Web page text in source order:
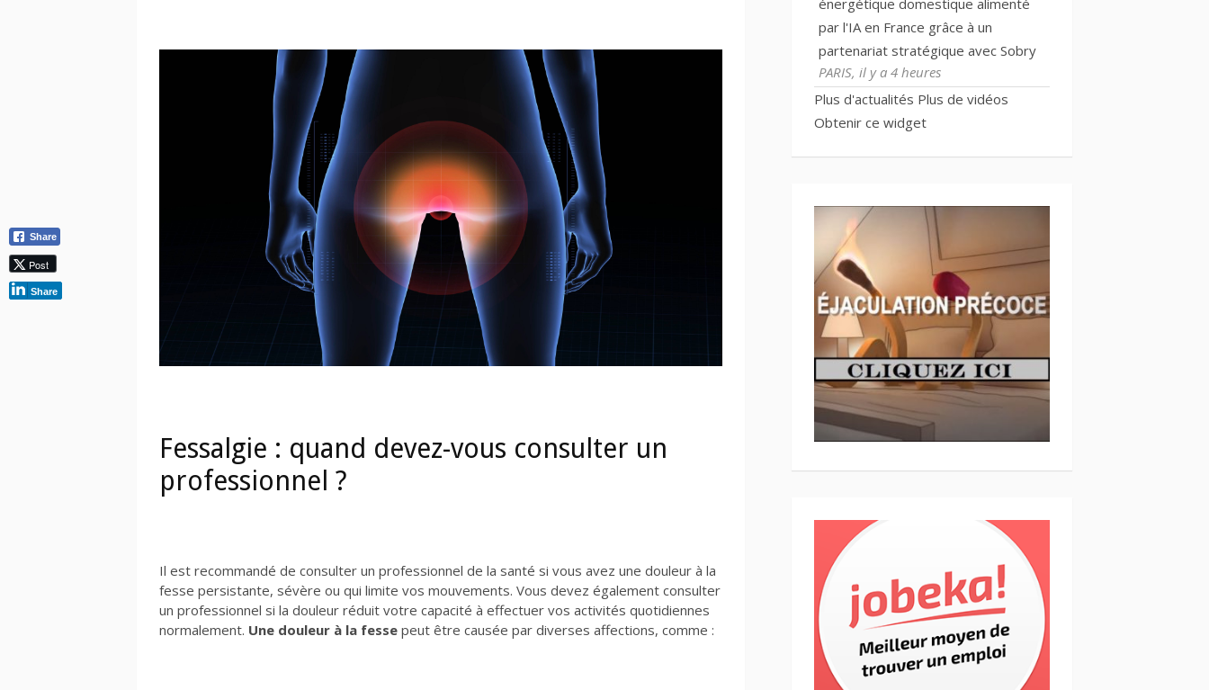
Fessalgie : quand devez-vous consulter un
professionnel ?
Il est recommandé de consulter un professionnel de la santé si vous avez une douleur à la
fesse persistante, sévère ou qui limite vos mouvements. Vous devez également consulter
un professionnel si la douleur réduit votre capacité à effectuer vos activités quotidiennes
normalement. Une douleur à la fesse peut être causée par diverses affections, comme :
par l'IA en France grâce à un
partenariat stratégique avec Sobry
PARIS, il y a 4 heures
Plus d'actualités Plus de vidéos
Obtenir ce widget
Share
Post
Share